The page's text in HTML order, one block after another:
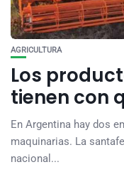
AGRICULTURA
Los
tienen con
En Argentina hay dos
maquinarias. La
nacional...